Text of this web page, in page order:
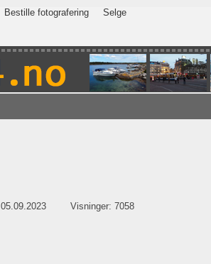
Bestille fotografering
Selge
05.09.2023
Visninger: 7058